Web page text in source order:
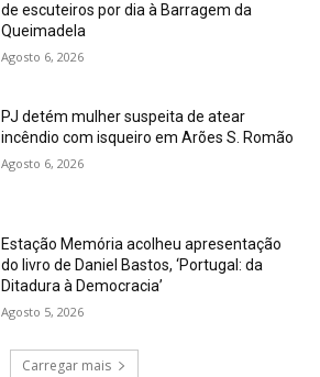
de escuteiros por dia à Barragem da
Queimadela
Agosto 6, 2026
PJ detém mulher suspeita de atear
incêndio com isqueiro em Arões S. Romão
Agosto 6, 2026
Estação Memória acolheu apresentação
do livro de Daniel Bastos, ‘Portugal: da
Ditadura à Democracia’
Agosto 5, 2026
Carregar mais